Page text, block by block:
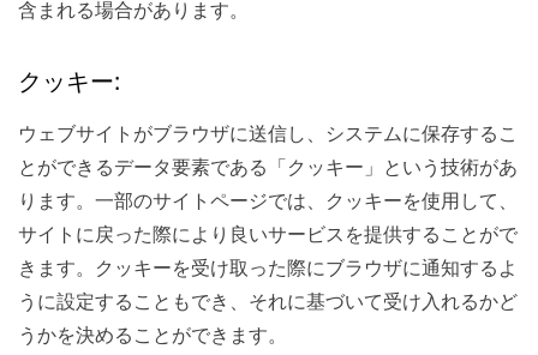
含まれる場合があります。
クッキー:
ウェブサイトがブラウザに送信し、システムに保存するこ
とができるデータ要素である「クッキー」という技術があ
ります。一部のサイトページでは、クッキーを使用して、
サイトに戻った際により良いサービスを提供することがで
きます。クッキーを受け取った際にブラウザに通知するよ
うに設定することもでき、それに基づいて受け入れるかど
うかを決めることができます。